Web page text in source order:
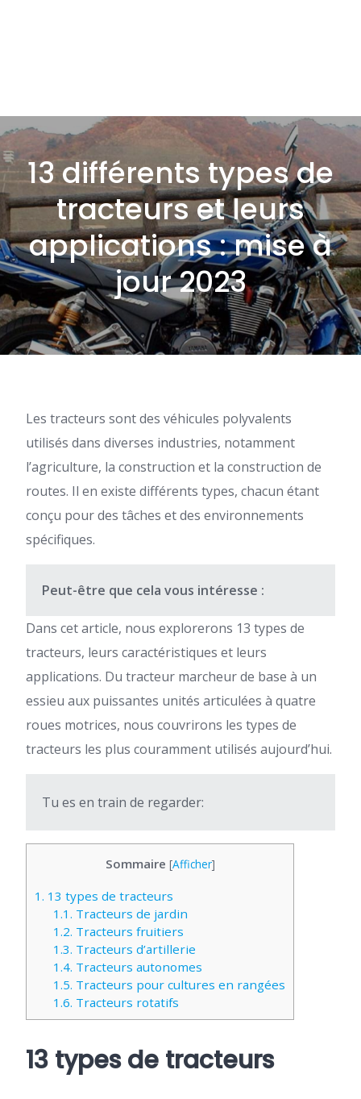
13 différents types de
tracteurs et leurs
applications : mise à
jour 2023
Les tracteurs sont des véhicules polyvalents
utilisés dans diverses industries, notamment
l’agriculture, la construction et la construction de
routes. Il en existe différents types, chacun étant
conçu pour des tâches et des environnements
spécifiques.
Peut-être que cela vous intéresse :
Dans cet article, nous explorerons 13 types de
tracteurs, leurs caractéristiques et leurs
applications. Du tracteur marcheur de base à un
essieu aux puissantes unités articulées à quatre
roues motrices, nous couvrirons les types de
tracteurs les plus couramment utilisés aujourd’hui.
Tu es en train de regarder:
Sommaire [Afficher]
1. 13 types de tracteurs
1.1. Tracteurs de jardin
1.2. Tracteurs fruitiers
1.3. Tracteurs d’artillerie
1.4. Tracteurs autonomes
1.5. Tracteurs pour cultures en rangées
1.6. Tracteurs rotatifs
13 types de tracteurs